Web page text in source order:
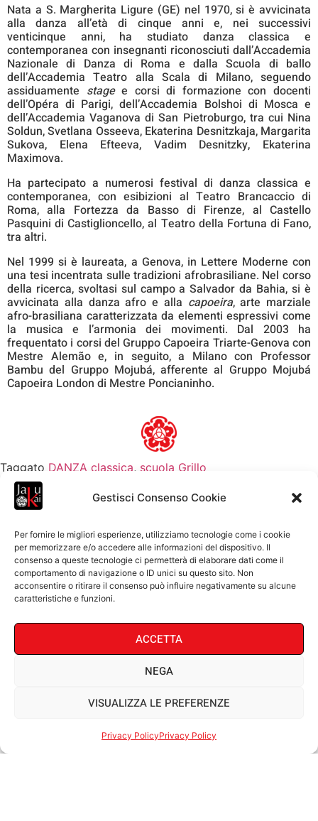
Gestisci Consenso Cookie
Per fornire le migliori esperienze, utilizziamo tecnologie come i cookie
per memorizzare e/o accedere alle informazioni del dispositivo. Il
consenso a queste tecnologie ci permetterà di elaborare dati come il
comportamento di navigazione o ID unici su questo sito. Non
acconsentire o ritirare il consenso può influire negativamente su alcune
caratteristiche e funzioni.
ACCETTA
NEGA
VISUALIZZA LE PREFERENZE
Privacy PolicyPrivacy Policy
Nata a S. Margherita Ligure (GE) nel 1970, si è avvicinata
alla danza all’età di cinque anni e, nei successivi
venticinque anni, ha studiato danza classica e
contemporanea con insegnanti riconosciuti dall’Accademia
Nazionale di Danza di Roma e dalla Scuola di ballo
dell’Accademia Teatro alla Scala di Milano, seguendo
assiduamente stagee corsi di formazione con docenti
dell’Opéra di Parigi, dell’Accademia Bolshoi di Mosca e
dell’Accademia Vaganova di San Pietroburgo, tra cui Nina
Soldun, Svetlana Osseeva, Ekaterina Desnitzkaja, Margarita
Sukova, Elena Efteeva, Vadim Desnitzky, Ekaterina
Maximova.
Ha partecipato a numerosi festival di danza classica e
contemporanea, con esibizioni al Teatro Brancaccio di
Roma, alla Fortezza da Basso di Firenze, al Castello
Pasquini di Castiglioncello, al Teatro della Fortuna di Fano,
tra altri.
Nel 1999 si è laureata, a Genova, in Lettere Moderne con
una tesi incentrata sulle tradizioni afrobrasiliane. Nel corso
della ricerca, svoltasi sul campo a Salvador da Bahia, si è
avvicinata alla danza afro e alla capoeira, arte marziale
afro-brasiliana caratterizzata da elementi espressivi come
la musica e l’armonia dei movimenti. Dal 2003 ha
frequentato i corsi del Gruppo Capoeira Triarte-Genova con
Mestre Alemão e, in seguito, a Milano con Professor
Bambu del Gruppo Mojubá, afferente al Gruppo Mojubá
Capoeira London di Mestre Poncianinho.
Taggato DANZA classica, scuola Grillo
Associazione Sportiva Dilettantistica Jaku KaiVia
Fieschi, 20 A canc. – 16128 Genova
C.F.95084300102P.I.01437080995Privacy Policy
LU-MA-GIO-VE: 16:00 -19:00
+39 010 794 28 43 Cell: +39 3913791633
Francesco Canepa:+39 340 2724208